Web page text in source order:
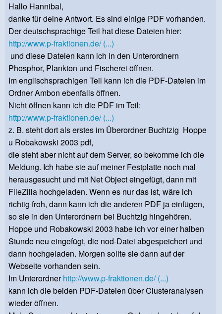
Hallo Hannibal,
danke für deine Antwort. Es sind einige PDF vorhanden.
Der deutschsprachige Teil hat diese Dateien hier:
http://www.p-fraktionen.de/ (...)
und diese Dateien kann ich in den Unterordnern
Phosphor, Plankton und Fischerei öffnen.
Im englischsprachigen Teil kann ich die PDF-Dateien im
Ordner Ambon ebenfalls öffnen.
Nicht öffnen kann ich die PDF im Teil:
http://www.p-fraktionen.de/ (...)
z. B. steht dort als erstes im Überordner Buchtzig Hoppe
u Robakowski 2003 pdf,
die steht aber nicht auf dem Server, so bekomme ich die
Meldung. Ich habe sie auf meiner Festplatte noch mal
herausgesucht und mit Net Object eingefügt, dann mit
FileZilla hochgeladen. Wenn es nur das ist, wäre ich
richtig froh, dann kann ich die anderen PDF ja einfügen,
so sie in den Unterordnern bei Buchtzig hingehören.
Hoppe und Robakowski 2003 habe ich vor einer halben
Stunde neu eingefügt, die nod-Datei abgespeichert und
dann hochgeladen. Morgen sollte sie dann auf der
Webseite vorhanden sein.
Im Unterordnerhttp://www.p-fraktionen.de/ (...)
kann ich die beiden PDF-Dateien über Clusteranalysen
wieder öffnen.